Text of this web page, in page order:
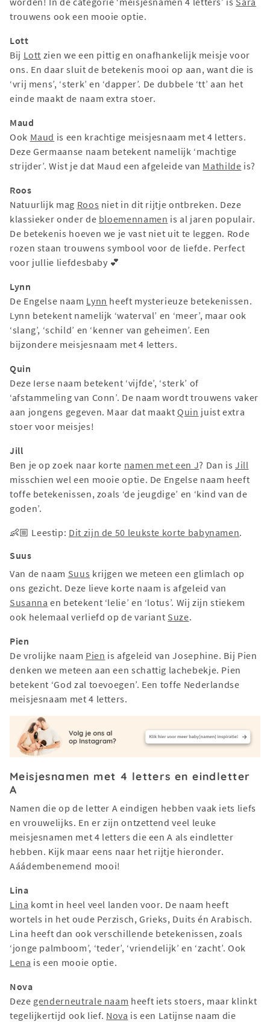
trouwens ook een mooie optie.
Lott
Bij Lott zien we een pittig en onafhankelijk meisje voor
ons. En daar sluit de betekenis mooi op aan, want die is
‘vrij mens’, ‘sterk’ en ‘dapper’. De dubbele ‘tt’ aan het
einde maakt de naam extra stoer.
Maud
Ook Maud is een krachtige meisjesnaam met 4 letters.
Deze Germaanse naam betekent namelijk ‘machtige
strijder’. Wist je dat Maud een afgeleide van Mathilde is?
Roos
Natuurlijk mag Roos niet in dit rijtje ontbreken. Deze
klassieker onder de bloemennamen is al jaren populair.
De betekenis hoeven we je vast niet uit te leggen. Rode
rozen staan trouwens symbool voor de liefde. Perfect
voor jullie liefdesbaby 💕
Lynn
De Engelse naam Lynn heeft mysterieuze betekenissen.
Lynn betekent namelijk ‘waterval’ en ‘meer’, maar ook
‘slang’, ‘schild’ en ‘kenner van geheimen’. Een
bijzondere meisjesnaam met 4 letters.
Quin
Deze Ierse naam betekent ‘vijfde’, ‘sterk’ of
‘afstammeling van Conn’. De naam wordt trouwens vaker
aan jongens gegeven. Maar dat maaktQuin juist extra
stoer voor meisjes!
Jill
Ben je op zoek naar korte namen met een J? Dan isJill
misschien wel een mooie optie. De Engelse naam heeft
toffe betekenissen, zoals ‘de jeugdige’ en ‘kind van de
goden’.
👶🏼 Leestip: Dit zijn de 50 leukste korte babynamen.
Suus
Van de naam Suus krijgen we meteen een glimlach op
ons gezicht. Deze lieve korte naam is afgeleid van
Susanna en betekent ‘lelie’ en ‘lotus’. Wij zijn stiekem
ook helemaal verliefd op de variant Suze.
Pien
De vrolijke naam Pien is afgeleid van Josephine. Bij Pien
denken we meteen aan een schattig lachebekje. Pien
betekent ‘God zal toevoegen’. Een toffe Nederlandse
meisjesnaam met 4 letters.
Meisjesnamen met 4 letters en eindletter
A
Namen die op de letter A eindigen hebben vaak iets liefs
en vrouwelijks. En er zijn ontzettend veel leuke
meisjesnamen met 4 letters die een A als eindletter
hebben. Kijk maar eens naar het rijtje hieronder.
Aáádembenemend mooi!
Lina
Lina komt in heel veel landen voor. De naam heeft
wortels in het oude Perzisch, Grieks, Duits én Arabisch.
Lina heeft dan ook verschillende betekenissen, zoals
‘jonge palmboom’, ‘teder’, ‘vriendelijk’ en ‘zacht’. Ook
Lena is een mooie optie.
Nova
Deze genderneutrale naam heeft iets stoers, maar klinkt
tegelijkertijd ook lief. Nova is een Latijnse naam die